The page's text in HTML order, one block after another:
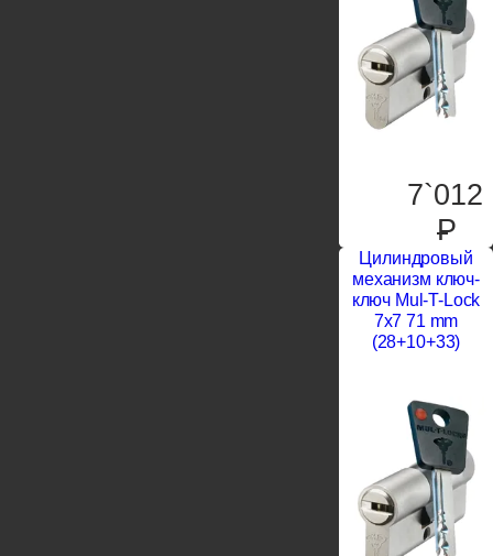
7`012
P
Цилиндровый
механизм ключ-
ключ Mul-T-Lock
7x7 71 mm
(28+10+33)